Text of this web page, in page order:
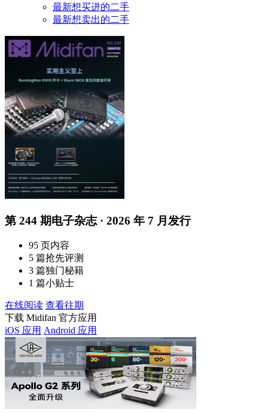
最新想买进的二手
最新想卖出的二手
第 244 期电子杂志 · 2026 年 7 月发行
95 页内容
5 篇抢先评测
3 篇独门秘籍
1 篇小贴士
在线阅读 查看往期
下载 Midifan 官方应用
iOS 应用 Android 应用